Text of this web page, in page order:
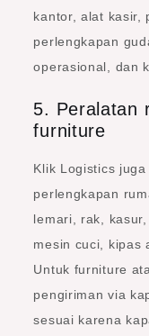
kantor, alat kasir,
perlengkapan
operasional, dan
5. Peralatan
furniture
Klik Logistics
perlengkapan
lemari, rak,
mesin cuci, kipas
Untuk furniture
pengiriman via
sesuai karena